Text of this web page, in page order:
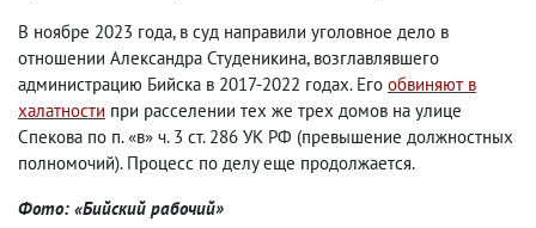
В ноябре 2023 года, в суд направили уголовное дело в
отношении Александра Студеникина, возглавлявшего
администрацию Бийска в 2017-2022 годах. Его обвиняют в
халатности при расселении тех же трех домов на улице
Спекова по п. «в» ч. 3 ст. 286 УК РФ (превышение должностных
полномочий). Процесс по делу еще продолжается.
Фото: «Бийский рабочий»